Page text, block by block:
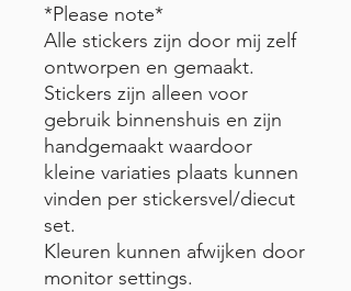
*Please note*
Alle stickers zijn door mij zelf
ontworpen en gemaakt.
Stickers zijn alleen voor
gebruik binnenshuis en zijn
handgemaakt waardoor
kleine variaties plaats kunnen
vinden per stickersvel/diecut
set.
Kleuren kunnen afwijken door
monitor settings.